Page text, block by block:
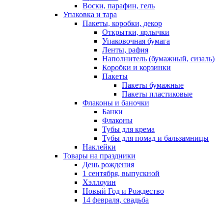
Воски, парафин, гель
Упаковка и тара
Пакеты, коробки, декор
Открытки, ярлычки
Упаковочная бумага
Ленты, рафия
Наполнитель (бумажный, сизаль)
Коробки и корзинки
Пакеты
Пакеты бумажные
Пакеты пластиковые
Флаконы и баночки
Банки
Флаконы
Тубы для крема
Тубы для помад и бальзамницы
Наклейки
Товары на праздники
День рождения
1 сентября, выпускной
Хэллоуин
Новый Год и Рождество
14 февраля, свадьба